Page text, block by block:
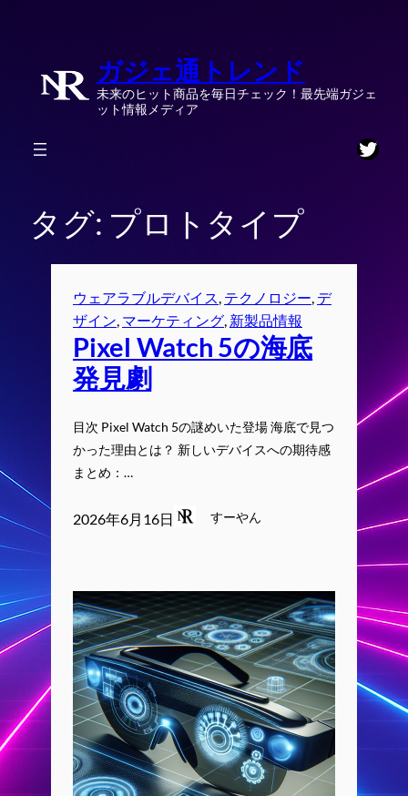
ガジェ通トレンド
未来のヒット商品を毎日チェック！最先端ガジェ
ット情報メディア
タグ: プロトタイプ
ウェアラブルデバイス テクノロジー デ
ザイン マーケティング 新製品情報
Pixel Watch 5の海底
発見劇
目次 Pixel Watch 5の謎めいた登場 海底で見つ
かった理由とは？ 新しいデバイスへの期待感
まとめ：…
2026年6月16日 すーやん